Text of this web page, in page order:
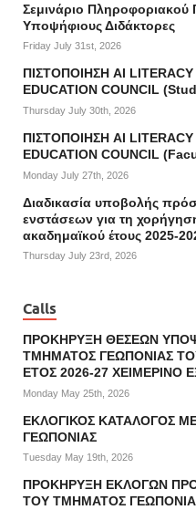
Σεμινάριο Πληροφοριακού
Υποψήφιους Διδάκτορες
Friday July 31st, 2026
ΠΙΣΤΟΠΟΙΗΣΗ AI
EDUCATION COUNCIL
Thursday July 30th, 2026
ΠΙΣΤΟΠΟΙΗΣΗ AI
EDUCATION COUNCIL
Monday July 27th, 2026
Διαδικασία υποβολής
ενστάσεων για τη
ακαδημαϊκού έτους 2025-
Thursday July 23rd, 2026
Calls
ΠΡΟΚΗΡΥΞΗ ΘΕΣΕΩΝ
ΤΜΗΜΑΤΟΣ ΓΕΩΠΟΝΙΑΣ
ΕΤΟΣ 2026-27 ΧΕΙΜΕΡΙΝΟ
Monday May 25th, 2026
ΕΚΛΟΓΙΚΟΣ ΚΑΤΑΛΟΓΟΣ
ΓΕΩΠΟΝΙΑΣ
Tuesday May 19th, 2026
ΠΡΟΚΗΡΥΞΗ ΕΚΛΟΓΩΝ
ΤΟΥ ΤΜΗΜΑΤΟΣ